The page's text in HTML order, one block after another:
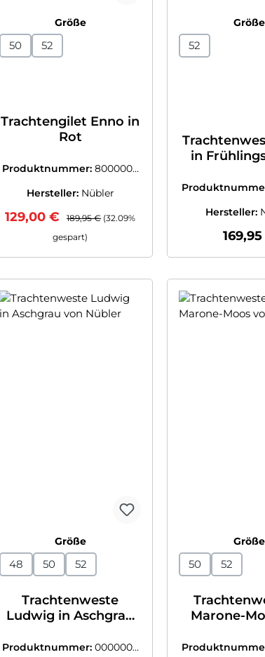
Größeauswählen
50 52
Trachtengilet Enno in
Rot
Produktnummer: 8000000
Hersteller: Nübler
Verkaufspreis:
129,00 € Regulärer Preis:
189,95 € (32.09%
gespart)
Größe
52
in
Hersteller:
Größeauswählen
48 50 52
Trachtenweste
Ludwig in Aschgrau
Produktnummer:0000003
Größe
50 52
Marone-